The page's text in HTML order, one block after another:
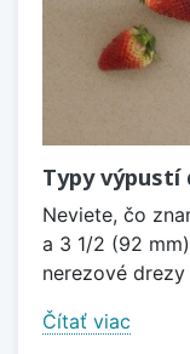
Typy výpustí
Neviete, čo
a 3 1/2 (92
nerezové drezy
Čítať viac